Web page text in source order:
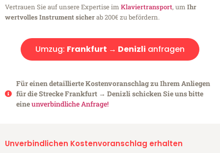
Vertrauen Sie auf unsere Expertise im Klaviertransport, um Ihr
wertvolles Instrument sicherab 200€ zu befördern.
Umzug: Frankfurt → Denizli anfragen
Für einen detaillierte Kostenvoranschlag zu Ihrem Anliegen
für die Strecke Frankfurt → Denizli schicken Sie uns bitte
eineunverbindliche Anfrage!
Unverbindlichen Kostenvoranschlag erhalten